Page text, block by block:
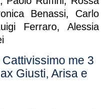
Benassi, Carlo
Ferraro, Alessia
me 3
Giusti, Arisa e